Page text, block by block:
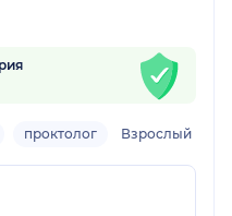
проктолог Взрослый